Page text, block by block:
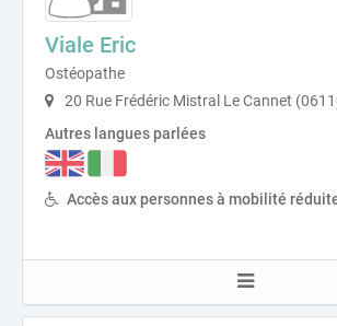
Viale Eric
Ostéopathe
20 Rue Frédéric Mistral Le Cannet
Autres langues parlées
Accès aux personnes à mobilité